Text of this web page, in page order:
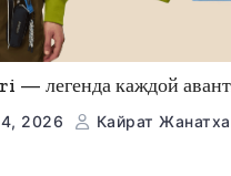
— легенда каждой
2026 Кайрат